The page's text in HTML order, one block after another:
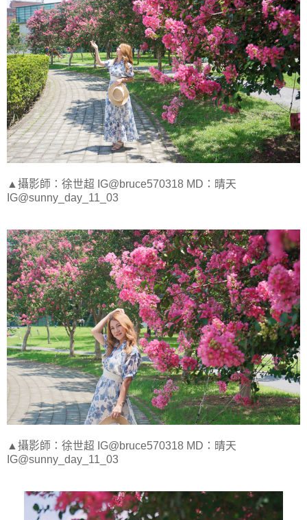
▲攝影師：徐世超 IG@bruce570318 MD：晴天
IG@sunny_day_11_03
▲攝影師：徐世超 IG@bruce570318 MD：晴天
IG@sunny_day_11_03